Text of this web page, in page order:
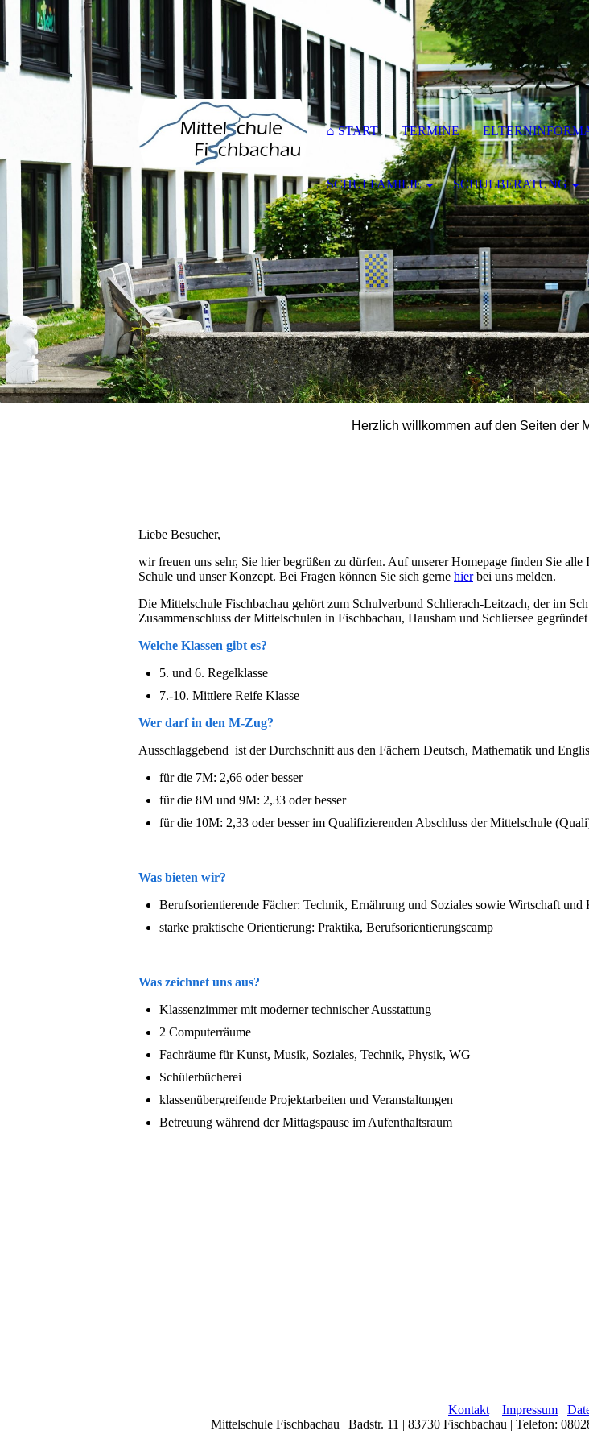
Herzlich willkommen auf den Seiten der
Liebe Besucher,
wir freuen uns sehr, Sie hier begrüßen zu dürfen. Auf unserer Homepage finden Sie alle
Schule und unser Konzept. Bei Fragen können Sie sich gerne hierbei uns melden.
Die Mittelschule Fischbachau gehört zum Schulverbund Schlierach-Leitzach, der im
Zusammenschluss der Mittelschulen in Fischbachau, Hausham und Schliersee
Welche Klassen gibt es?
5. und 6. Regelklasse
7.-10. Mittlere Reife Klasse
Wer darf in den M-Zug?
Ausschlaggebend ist der Durchschnitt aus den Fächern Deutsch, Mathematik und
für die 7M: 2,66 oder besser
für die 8M und 9M: 2,33 oder besser
für die 10M: 2,33 oder besser im Qualifizierenden Abschluss der Mittelschule
Was bieten wir?
Berufsorientierende Fächer: Technik, Ernährung und Soziales sowie Wirtschaft
starke praktische Orientierung: Praktika, Berufsorientierungscamp
Was zeichnet uns aus?
Klassenzimmer mit moderner technischer Ausstattung
2 Computerräume
Fachräume für Kunst, Musik, Soziales, Technik, Physik, WG
Schülerbücherei
klassenübergreifende Projektarbeiten und Veranstaltungen
Betreuung während der Mittagspause im Aufenthaltsraum
Kontakt Impressum
Mittelschule Fischbachau | Badstr. 11 | 83730 Fischbachau | Telefon:
⌂ START TERMINE
SCHULFAMILIE SCHULBERATUNG